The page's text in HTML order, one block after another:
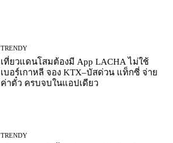
TRENDY
เที่ยวแดนโสมต้องมี App LACHA ไม่ใช้
เบอร์เกาหลี จอง KTX–บัสด่วน แท็กซี่ จ่าย
ค่าตั๋ว ครบจบในแอปเดียว
TRENDY